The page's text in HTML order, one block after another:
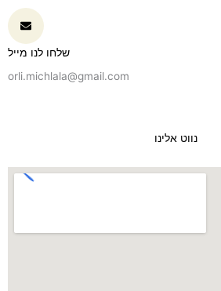
שלחו לנו מייל
orli.michlala@gmail.com
נווט אלינו